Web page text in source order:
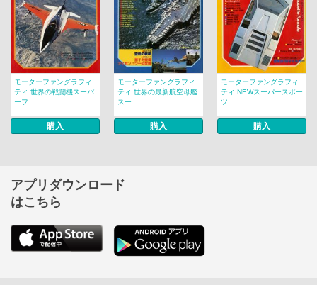
モーターファングラフィ
ティ 世界の戦闘機スーパ
ーフ...
購入
モーターファングラフィ
ティ 世界の最新航空母艦
スー...
購入
モーターファングラフィ
ティ NEWスーパースポー
ツ...
購入
アプリダウンロード
はこちら